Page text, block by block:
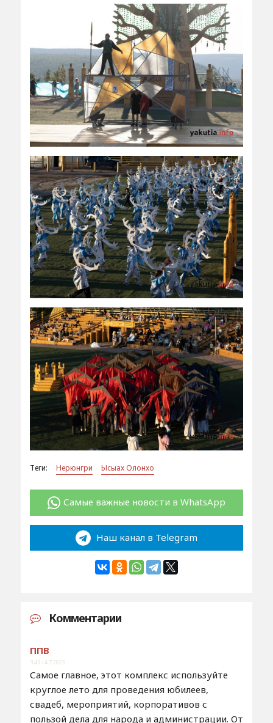
Теги: Нерюнгри Ысыах Олонхо
Самые важные новости в WhatsApp
Наш канал в Telegram
Комментарии
ППВ
3:43 / 4.7.2025
Самое главное, этот комплекс используйте
круглое лето для проведения юбилеев,
свадеб, мероприятий, корпоративов с
пользой дела для народа и администрации. От